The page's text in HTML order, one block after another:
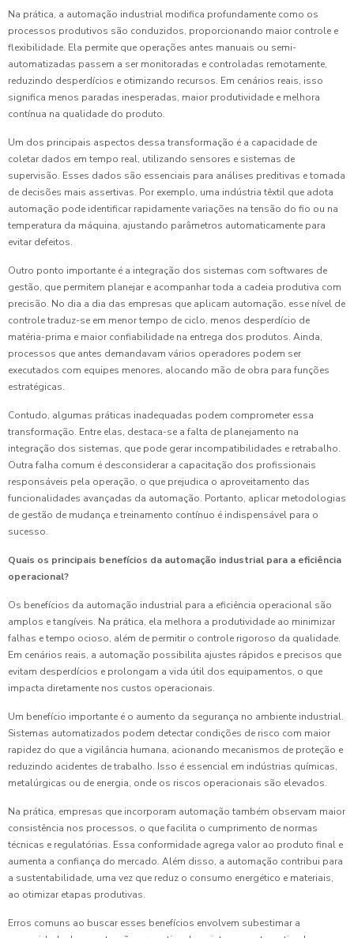
Na prática, a automação industrial modifica profundamente como os
processos produtivos são conduzidos, proporcionando maior controle e
flexibilidade. Ela permite que operações antes manuais ou semi-
automatizadas passem a ser monitoradas e controladas remotamente,
reduzindo desperdícios e otimizando recursos. Em cenários reais, isso
significa menos paradas inesperadas, maior produtividade e melhora
contínua na qualidade do produto.
Um dos principais aspectos dessa transformação é a capacidade de
coletar dados em tempo real, utilizando sensores e sistemas de
supervisão. Esses dados são essenciais para análises preditivas e tomada
de decisões mais assertivas. Por exemplo, uma indústria têxtil que adota
automação pode identificar rapidamente variações na tensão do fio ou na
temperatura da máquina, ajustando parâmetros automaticamente para
evitar defeitos.
Outro ponto importante é a integração dos sistemas com softwares de
gestão, que permitem planejar e acompanhar toda a cadeia produtiva com
precisão. No dia a dia das empresas que aplicam automação, esse nível de
controle traduz-se em menor tempo de ciclo, menos desperdício de
matéria-prima e maior confiabilidade na entrega dos produtos. Ainda,
processos que antes demandavam vários operadores podem ser
executados com equipes menores, alocando mão de obra para funções
estratégicas.
Contudo, algumas práticas inadequadas podem comprometer essa
transformação. Entre elas, destaca-se a falta de planejamento na
integração dos sistemas, que pode gerar incompatibilidades e retrabalho.
Outra falha comum é desconsiderar a capacitação dos profissionais
responsáveis pela operação, o que prejudica o aproveitamento das
funcionalidades avançadas da automação. Portanto, aplicar metodologias
de gestão de mudança e treinamento contínuo é indispensável para o
sucesso.
Quais os principais benefícios da automação industrial para a eficiência
operacional?
Os benefícios da automação industrial para a eficiência operacional são
amplos e tangíveis. Na prática, ela melhora a produtividade ao minimizar
falhas e tempo ocioso, além de permitir o controle rigoroso da qualidade.
Em cenários reais, a automação possibilita ajustes rápidos e precisos que
evitam desperdícios e prolongam a vida útil dos equipamentos, o que
impacta diretamente nos custos operacionais.
Um benefício importante é o aumento da segurança no ambiente industrial.
Sistemas automatizados podem detectar condições de risco com maior
rapidez do que a vigilância humana, acionando mecanismos de proteção e
reduzindo acidentes de trabalho. Isso é essencial em indústrias químicas,
metalúrgicas ou de energia, onde os riscos operacionais são elevados.
Na prática, empresas que incorporam automação também observam maior
consistência nos processos, o que facilita o cumprimento de normas
técnicas e regulatórias. Essa conformidade agrega valor ao produto final e
aumenta a confiança do mercado. Além disso, a automação contribui para
a sustentabilidade, uma vez que reduz o consumo energético e materiais,
ao otimizar etapas produtivas.
Erros comuns ao buscar esses benefícios envolvem subestimar a